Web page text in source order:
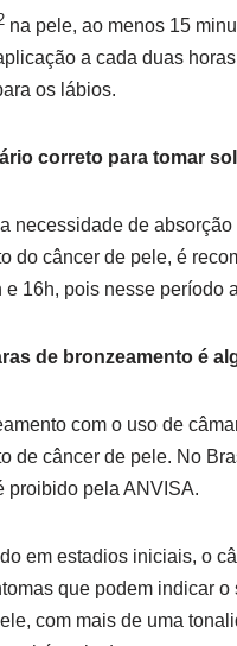
na pele, ao menos 15
a cada duas
os lábios.
correto para tomar sol
necessidade de
do câncer de pele, é
e 16h, pois nesse período
de bronzeamento é
com o uso de
de câncer de pele. No
proibido pela ANVISA.
em estadios iniciais, o
que podem indicar
com mais de uma